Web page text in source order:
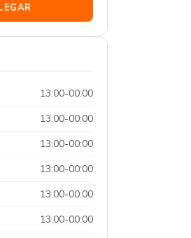
13:00-00:00
13:00-00:00
13:00-00:00
13:00-00:00
13:00-00:00
13:00-00:00